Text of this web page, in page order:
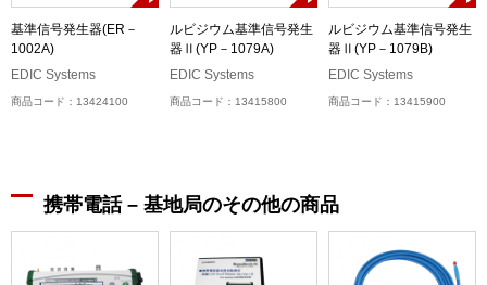
基準信号発生器(ER－
1002A)
EDIC Systems
商品コード：13424100
ルビジウム基準信号発生
器Ⅱ(YP－1079A)
EDIC Systems
商品コード：13415800
ルビジウム基準信号発生
器Ⅱ(YP－1079B)
EDIC Systems
商品コード：13415900
携帯電話 – 基地局のその他の商品